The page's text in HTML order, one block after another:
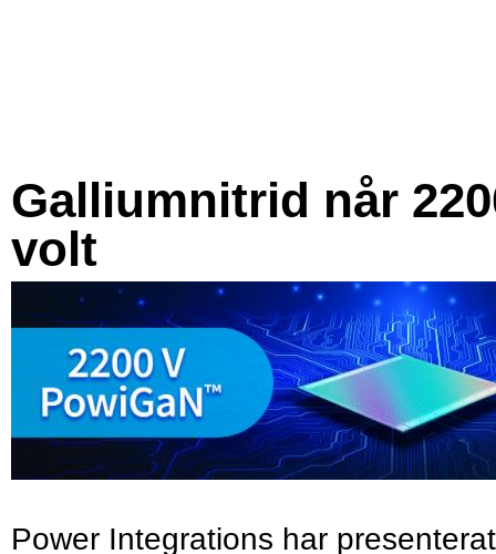
Galliumnitrid når
volt
Power Integrations har presenterat